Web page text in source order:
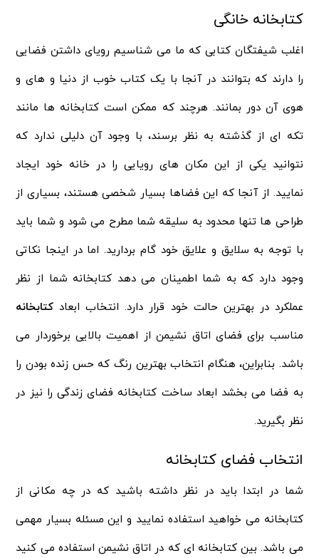
کتابخانه خانگی
اغلب شیفتگان کتابی که ما می شناسیم رویای داشتن فضایی
را دارند که بتوانند در آنجا با یک کتاب خوب از دنیا و های و
هوی آن دور بمانند. هرچند که ممکن است کتابخانه ها مانند
تکه ای از گذشته به نظر برسند، با وجود آن دلیلی ندارد که
نتوانید یکی از این مکان های رویایی را در خانه خود ایجاد
نمایید. از آنجا که این فضاها بسیار شخصی هستند، بسیاری از
طراحی ها تنها محدود به سلیقه شما مطرح می شود و شما باید
با توجه به سلایق و علایق خود گام بردارید. اما در اینجا نکاتی
وجود دارد که به شما اطمینان می دهد کتابخانه شما از نظر
عملکرد در بهترین حالت خود قرار دارد. انتخاب ابعاد کتابخانه
مناسب برای فضای اتاق نشیمن از اهمیت بالایی برخوردار می
باشد. بنابراین، هنگام انتخاب بهترین رنگ که حس زنده بودن را
به فضا می بخشد ابعاد ساخت کتابخانه فضای زندگی را نیز در
نظر بگیرید.
انتخاب فضای کتابخانه
شما در ابتدا باید در نظر داشته باشید که در چه مکانی از
کتابخانه می خواهید استفاده نمایید و این مسئله بسیار مهمی
می باشد. بین کتابخانه ای که در اتاق نشیمن استفاده می کنید